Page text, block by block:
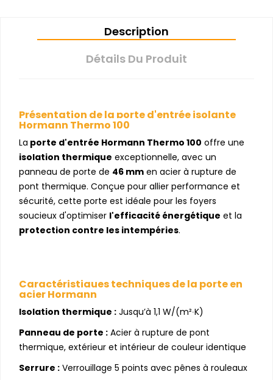
Description
Détails Du Produit
Présentation de la porte d'entrée isolante
Hormann Thermo 100
La porte d'entrée Hormann Thermo 100 offre une
isolation thermique exceptionnelle, avec un
panneau de porte de 46 mm en acier à rupture de
pont thermique. Conçue pour allier performance et
sécurité, cette porte est idéale pour les foyers
soucieux d'optimiser l'efficacité énergétique et la
protection contre les intempéries.
Caractéristiques techniques de la porte en
acier Hormann
Isolation thermique : Jusqu’à 1,1 W/(m²∙K)
Panneau de porte : Acier à rupture de pont
thermique, extérieur et intérieur de couleur identique
Serrure : Verrouillage 5 points avec pênes à rouleaux